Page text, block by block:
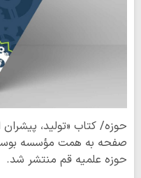
صفحه به همت مؤسسه
حوزه علمیه قم منتشر شد.